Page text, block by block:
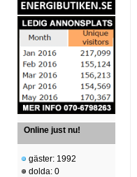
Online just nu!
gäster: 1992
dolda: 0